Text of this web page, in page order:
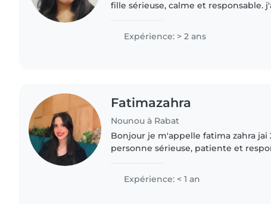
fille sérieuse, calme et responsable.
Expérience: > 2 ans
Fatimazahra
Nounou à Rabat
Bonjour je m'appelle fatima zahra jai
personne sérieuse, patiente et
jouer avec..
Expérience: < 1 an